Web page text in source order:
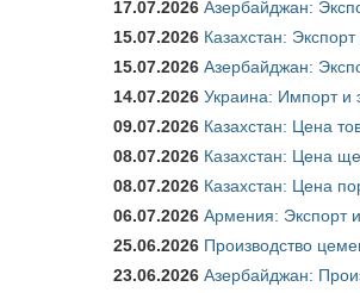
17.07.2026 Азербайджан:
15.07.2026 Казахстан:
15.07.2026 Азербайджан:
14.07.2026 Украина: Импорт и
09.07.2026 Казахстан: Цена
08.07.2026 Казахстан: Цена
08.07.2026 Казахстан: Цена
06.07.2026 Армения: Экспорт
25.06.2026 Производство
23.06.2026 Азербайджан: